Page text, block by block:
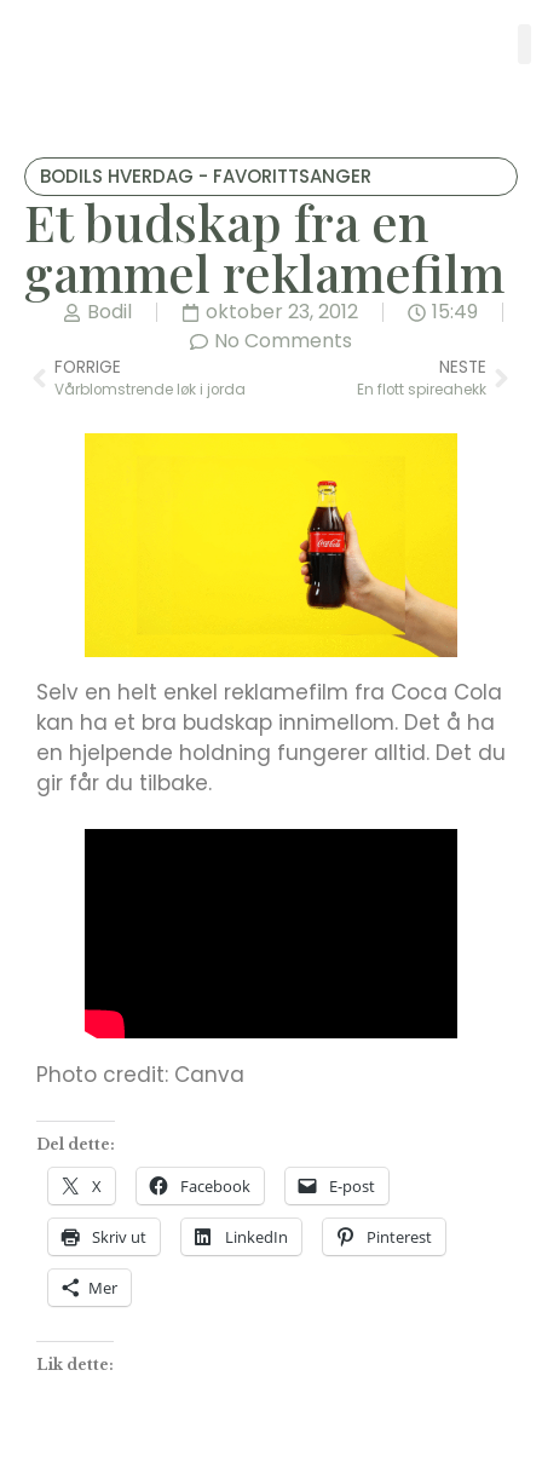
BODILS HVERDAG - FAVORITTSANGER
Et budskap fra en
gammel reklamefilm
Bodil oktober 23, 2012
15:49
No Comments
FORRIGE
Vårblomstrende løk i jorda
NESTE
En flott spireahekk
Selv en helt enkel reklamefilm fra Coca Cola
kan ha et bra budskap innimellom. Det å ha
en hjelpende holdning fungerer alltid. Det du
gir får du tilbake.
Photo credit: Canva
Del dette:
X Facebook E-post
Skriv ut LinkedIn Pinterest
Mer
Lik dette: